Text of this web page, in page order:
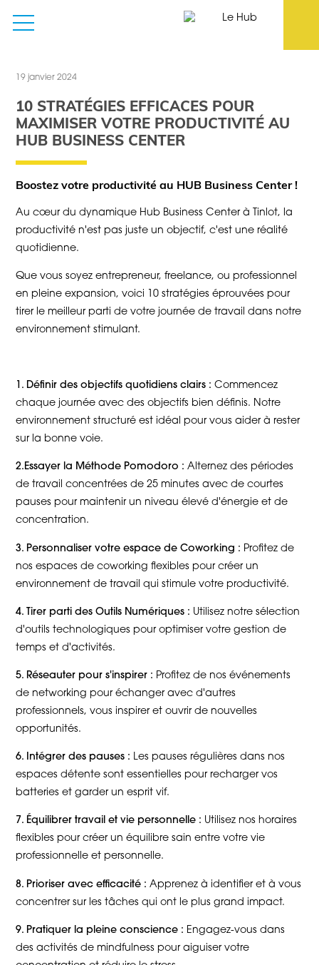
19 janvier 2024
10 STRATÉGIES EFFICACES POUR
MAXIMISER VOTRE PRODUCTIVITÉ AU
HUB BUSINESS CENTER
Boostez votre productivité au HUB Business Center !
Au cœur du dynamique Hub Business Center à Tinlot, la
productivité n'est pas juste un objectif, c'est une réalité
quotidienne.
Que vous soyez entrepreneur, freelance, ou professionnel
en pleine expansion, voici 10 stratégies éprouvées pour
tirer le meilleur parti de votre journée de travail dans notre
environnement stimulant.
1. Définir des objectifs quotidiens clairs : Commencez
chaque journée avec des objectifs bien définis. Notre
environnement structuré est idéal pour vous aider à rester
sur la bonne voie.
2.Essayer la Méthode Pomodoro : Alternez des périodes
de travail concentrées de 25 minutes avec de courtes
pauses pour maintenir un niveau élevé d'énergie et de
concentration.
3. Personnaliser votre espace de Coworking : Profitez de
nos espaces de coworking flexibles pour créer un
environnement de travail qui stimule votre productivité.
4. Tirer parti des Outils Numériques : Utilisez notre sélection
d'outils technologiques pour optimiser votre gestion de
temps et d'activités.
5. Réseauter pour s'inspirer : Profitez de nos événements
de networking pour échanger avec d'autres
professionnels, vous inspirer et ouvrir de nouvelles
opportunités.
6. Intégrer des pauses : Les pauses régulières dans nos
espaces détente sont essentielles pour recharger vos
batteries et garder un esprit vif.
7. Équilibrer travail et vie personnelle : Utilisez nos horaires
flexibles pour créer un équilibre sain entre votre vie
professionnelle et personnelle.
8. Prioriser avec efficacité : Apprenez à identifier et à vous
concentrer sur les tâches qui ont le plus grand impact.
9. Pratiquer la pleine conscience : Engagez-vous dans
des activités de mindfulness pour aiguiser votre